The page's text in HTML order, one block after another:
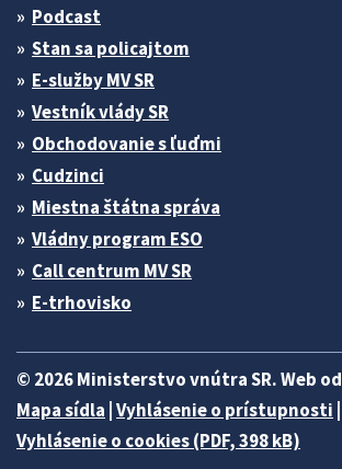
Podcast
Stan sa policajtom
E-služby MV SR
Vestník vlády SR
Obchodovanie s ľuďmi
Cudzinci
Miestna štátna správa
Vládny program ESO
Call centrum MV SR
E-trhovisko
© 2026 Ministerstvo vnútra SR. Web od
Mapa sídla Vyhlásenie o prístupnosti
Vyhlásenie o cookies (PDF, 398 kB)